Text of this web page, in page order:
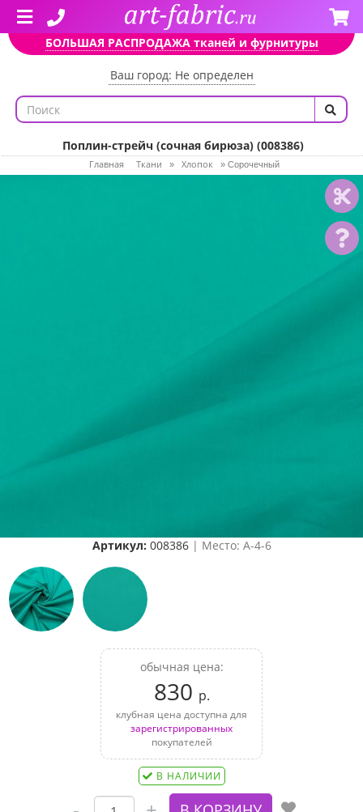
БОЛЬШАЯ РАСПРОДАЖА тканей и фурнитуры
Ваш город: Не определен
Поплин-стрейч (сочная бирюза) (008386)
Главная Ткани » Хлопок » Сорочечный
Артикул: 008386| Место: A-4-6
обычная цена:
830 р.
клубная цена доступна для
зарегистрированных
покупателей
В НАЛИЧИИ